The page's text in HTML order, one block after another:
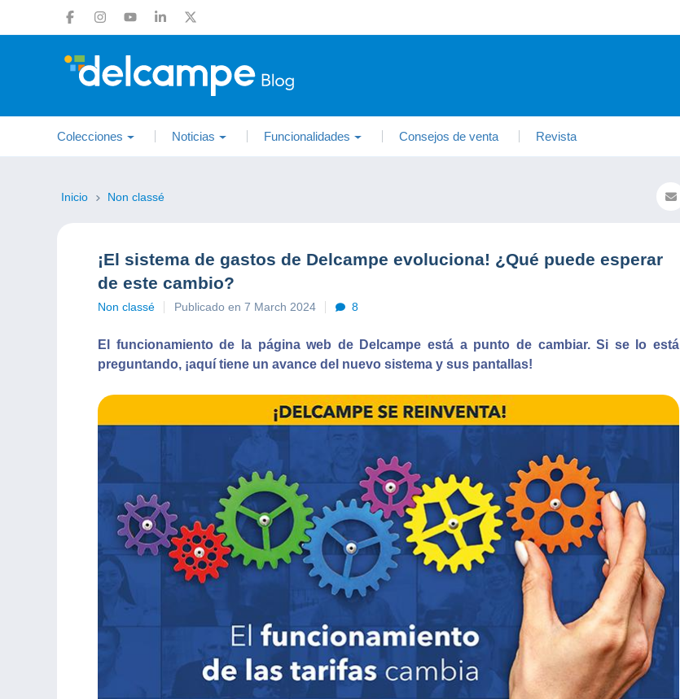
Colecciones Noticias Funcionalidades Consejos de venta Revista
Inicio Non classé
¡El sistema de gastos de Delcampe evoluciona! ¿Qué puede esperar
de este cambio?
Non classé Publicado en 7 March 2024 8
El funcionamiento de la página web de Delcampe está a punto de cambiar. Si se lo está
preguntando, ¡aquí tiene un avance del nuevo sistema y sus pantallas!